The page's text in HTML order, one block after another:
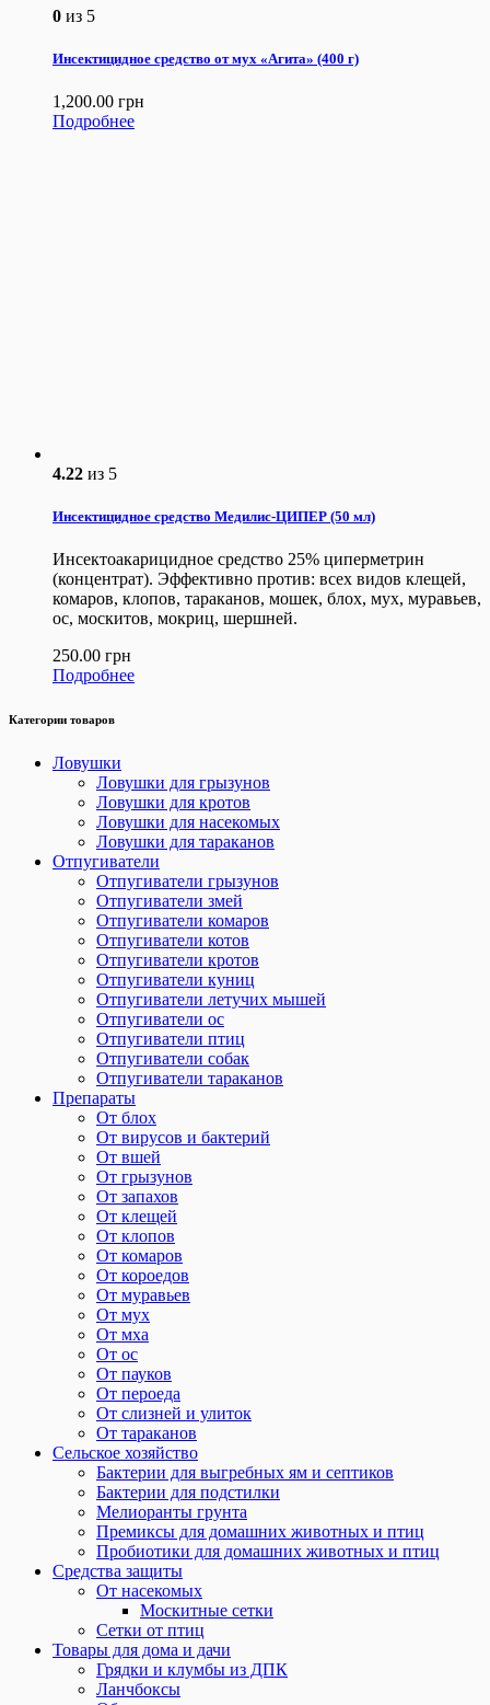
0 из 5
Инсектицидное средство от мух «Агита» (400 г)
1,200.00 грн
Подробнее
4.22 из 5
Инсектицидное средство Медилис-ЦИПЕР (50 мл)
Инсектоакарицидное средство 25% циперметрин
(концентрат). Эффективно против: всех видов клещей,
комаров, клопов, тараканов, мошек, блох, мух, муравьев,
ос, москитов, мокриц, шершней.
250.00 грн
Подробнее
Категории товаров
Ловушки
Ловушки для грызунов
Ловушки для кротов
Ловушки для насекомых
Ловушки для тараканов
Отпугиватели
Отпугиватели грызунов
Отпугиватели змей
Отпугиватели комаров
Отпугиватели котов
Отпугиватели кротов
Отпугиватели куниц
Отпугиватели летучих мышей
Отпугиватели ос
Отпугиватели птиц
Отпугиватели собак
Отпугиватели тараканов
Препараты
От блох
От вирусов и бактерий
От вшей
От грызунов
От запахов
От клещей
От клопов
От комаров
От короедов
От муравьев
От мух
От мха
От ос
От пауков
От пероеда
От слизней и улиток
От тараканов
Сельское хозяйство
Бактерии для выгребных ям и септиков
Бактерии для подстилки
Мелиоранты грунта
Премиксы для домашних животных и птиц
Пробиотики для домашних животных и птиц
Средства защиты
От насекомых
Москитные сетки
Сетки от птиц
Товары для дома и дачи
Грядки и клумбы из ДПК
Ланчбоксы